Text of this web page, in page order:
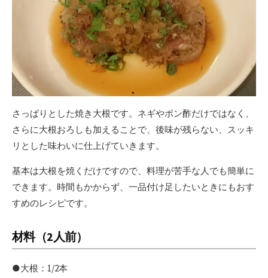
さっぱりとした焼き大根です。ネギやポン酢だけではなく、
さらに大根おろしも加えることで、後味が残らない、スッキ
リとした味わいに仕上げていきます。
基本は大根を焼くだけですので、料理が苦手な人でも簡単に
できます。時間もかからず、一品付け足したいときにもおす
すめのレシピです。
材料（2人前）
●大根：1/2本